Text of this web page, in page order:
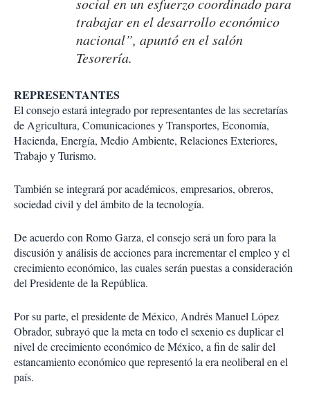
social en un esfuerzo coordinado para
trabajar en el desarrollo económico
nacional”, apuntó en el salón
Tesorería.
REPRESENTANTES
El consejo estará integrado por representantes de las secretarías
de Agricultura, Comunicaciones y Transportes, Economía,
Hacienda, Energía, Medio Ambiente, Relaciones Exteriores,
Trabajo y Turismo.
También se integrará por académicos, empresarios, obreros,
sociedad civil y del ámbito de la tecnología.
De acuerdo con Romo Garza, el consejo será un foro para la
discusión y análisis de acciones para incrementar el empleo y el
crecimiento económico, las cuales serán puestas a consideración
del Presidente de la República.
Por su parte, el presidente de México, Andrés Manuel López
Obrador, subrayó que la meta en todo el sexenio es duplicar el
nivel de crecimiento económico de México, a fin de salir del
estancamiento económico que representó la era neoliberal en el
país.